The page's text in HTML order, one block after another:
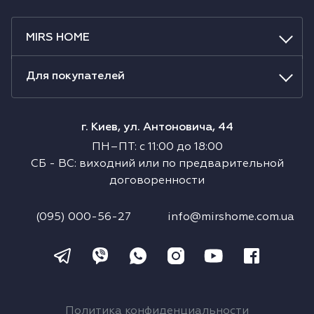
Микроволновые печи
Выдвижные ящики
Аксессуары к крупной бытовой технике
Поверхности со встроенной вытяжкой
MIRS HOME
Для покупателей
г. Киев, ул. Антоновича, 44
ПН–ПТ : с11:00 до 18:00
СБ - ВС: виходний или по предварительной
договоренности
info@mirshome.com.ua
(095) 000-56-27
Политика конфиденциальности